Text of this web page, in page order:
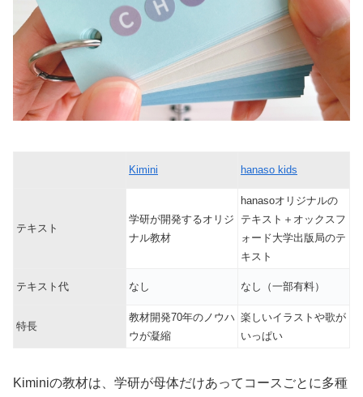
Kimini hanaso kids
テキスト
学研が開発するオリジ
ナル教材
hanasoオリジナルの
テキスト＋オックスフ
ォード大学出版局のテ
キスト
テキスト代 なし なし（一部有料）
特長
教材開発70年のノウハ
ウが凝縮
楽しいイラストや歌が
いっぱい
Kiminiの教材は、学研が母体だけあってコースごとに多種